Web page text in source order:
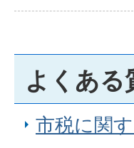
よくある
市税に関